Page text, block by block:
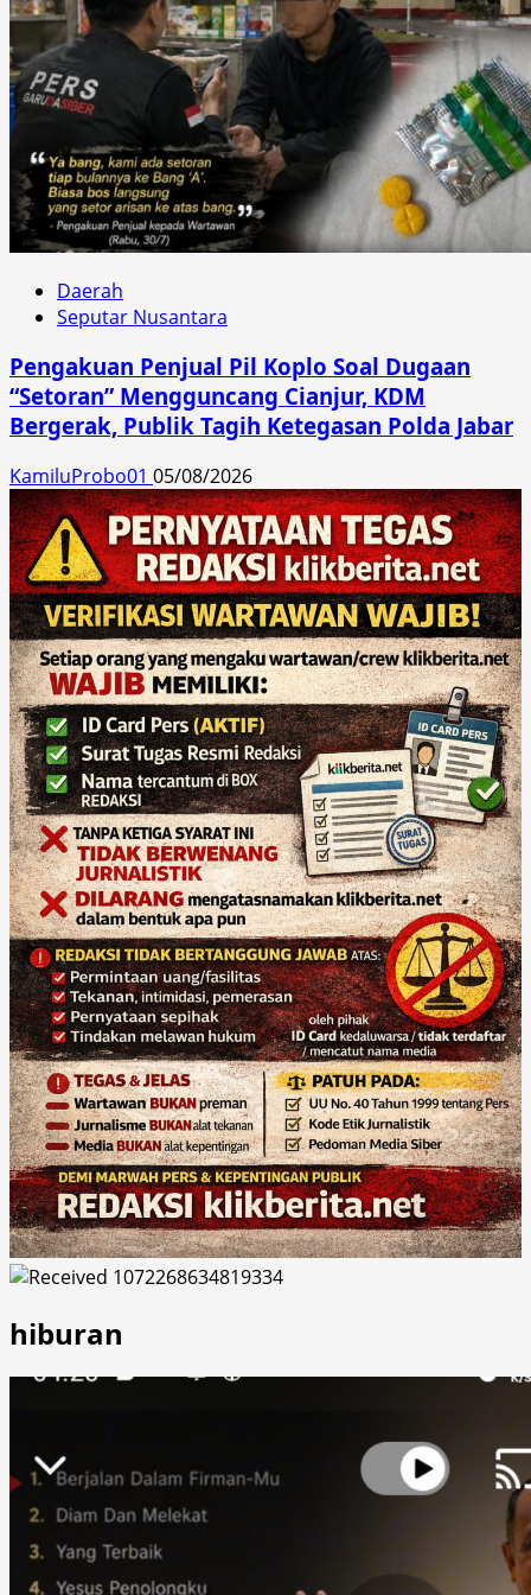
Daerah
Seputar Nusantara
Pengakuan Penjual Pil Koplo Soal Dugaan
“Setoran” Mengguncang Cianjur, KDM
Bergerak, Publik Tagih Ketegasan Polda Jabar
KamiluProbo01 05/08/2026
hiburan